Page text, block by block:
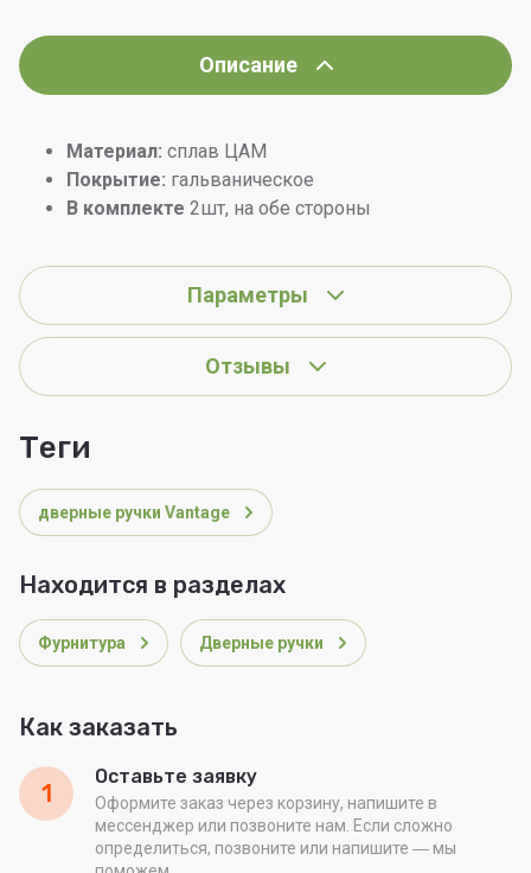
Описание
Материал: сплав ЦАМ
Покрытие: гальваническое
В комплекте 2шт, на обе стороны
Параметры
Отзывы
теги
дверные ручки Vantage
Находится в разделах
Фурнитура Дверные ручки
Как заказать
1
Оставьте заявку
Оформите заказ через корзину, напишите в
мессенджер или позвоните нам. Если сложно
определиться, позвоните или напишите ― мы